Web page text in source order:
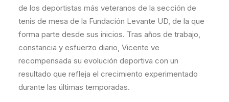
de los deportistas más veteranos de la sección de
tenis de mesa de la Fundación Levante UD, de la que
forma parte desde sus inicios. Tras años de trabajo,
constancia y esfuerzo diario, Vicente ve
recompensada su evolución deportiva con un
resultado que refleja el crecimiento experimentado
durante las últimas temporadas.